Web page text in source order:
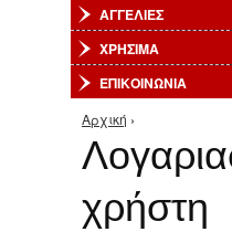
ΑΓΓΕΛΙΕΣ
ΧΡΗΣΙΜΑ
ΕΠΙΚΟΙΝΩΝΙΑ
Είστε εδώ
Αρχική ›
χρήστη